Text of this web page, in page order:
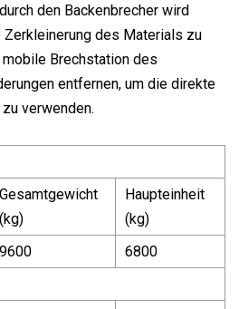
den Backenbrecher wird
des Materials zu
Brechstation des
entfernen, um die direkte
verwenden.
Gesamtgewicht
(kg)
Haupteinheit
(kg)
9600
6800